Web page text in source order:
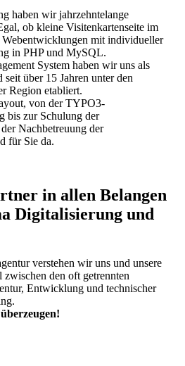
haben wir jahrzehntelange
ob kleine Visitenkartenseite im
mit individueller
in PHP und MySQL.
System haben wir uns als
über 15 Jahren unter den
Region etabliert.
von der TYPO3-
bis zur Schulung der
Nachbetreuung der
für Sie da.
in allen Belangen
Digitalisierung und
verstehen wir uns und unsere
den oft getrennten
Entwicklung und technischer